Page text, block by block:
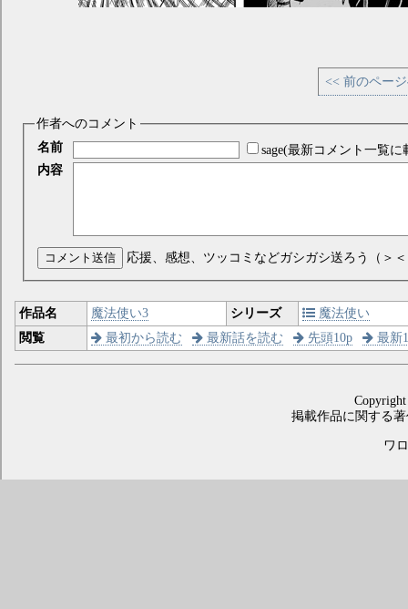
<< 前のペー
作者へのコメント
名前
sage(最新コメント一覧に
内容
コメント送信 応援、感想、ツッコミなどガシガシ送ろう（＞
作品名 魔法使い3 シリーズ
魔法使い
閲覧
最初から読む 最新話を読む 先頭10p 最新
掲載作品に関する
ワ